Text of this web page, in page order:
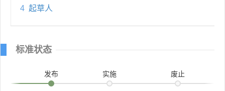
4 起草人
标准状态
发布 实施 废止